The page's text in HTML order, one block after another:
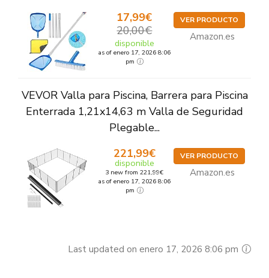
17,99€
20,00€
disponible
as of enero 17, 2026 8:06
pm
VER PRODUCTO
Amazon.es
VEVOR Valla para Piscina, Barrera para Piscina
Enterrada 1,21x14,63 m Valla de Seguridad
Plegable...
221,99€
disponible
3 new from 221,99€
as of enero 17, 2026 8:06
pm
VER PRODUCTO
Amazon.es
Last updated on enero 17, 2026 8:06 pm